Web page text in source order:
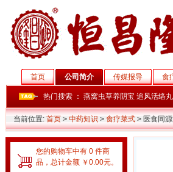
首页 公司简介 传媒报导 食
热门搜索 ： 燕窝虫草养阴宝 追风活络丸
当前位置: 首页 > 中药知识 > 食疗菜式 >医食同源
您的购物车中有 0 件商
品，总计金额 ￥0.00元。